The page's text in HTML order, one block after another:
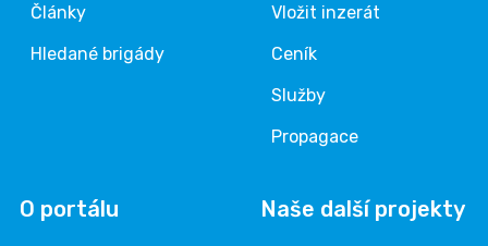
Články
Hledané brigády
Vložit inzerát
Ceník
Služby
Propagace
O portálu Naše další projekty